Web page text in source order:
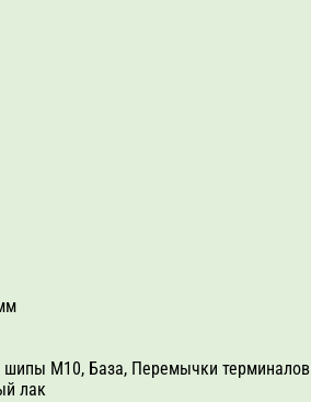
шипы M10, База, Перемычки терминалов
лак